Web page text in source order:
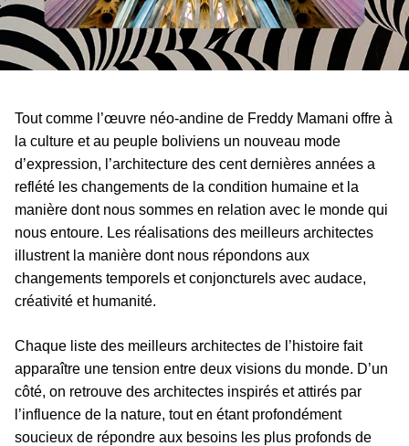
Tout comme l’œuvre néo-andine de Freddy Mamani offre à
la culture et au peuple boliviens un nouveau mode
d’expression, l’architecture des cent dernières années a
reflété les changements de la condition humaine et la
manière dont nous sommes en relation avec le monde qui
nous entoure. Les réalisations des meilleurs architectes
illustrent la manière dont nous répondons aux
changements temporels et conjoncturels avec audace,
créativité et humanité.
Chaque liste des meilleurs architectes de l’histoire fait
apparaître une tension entre deux visions du monde. D’un
côté, on retrouve des architectes inspirés et attirés par
l’influence de la nature, tout en étant profondément
soucieux de répondre aux besoins les plus profonds de